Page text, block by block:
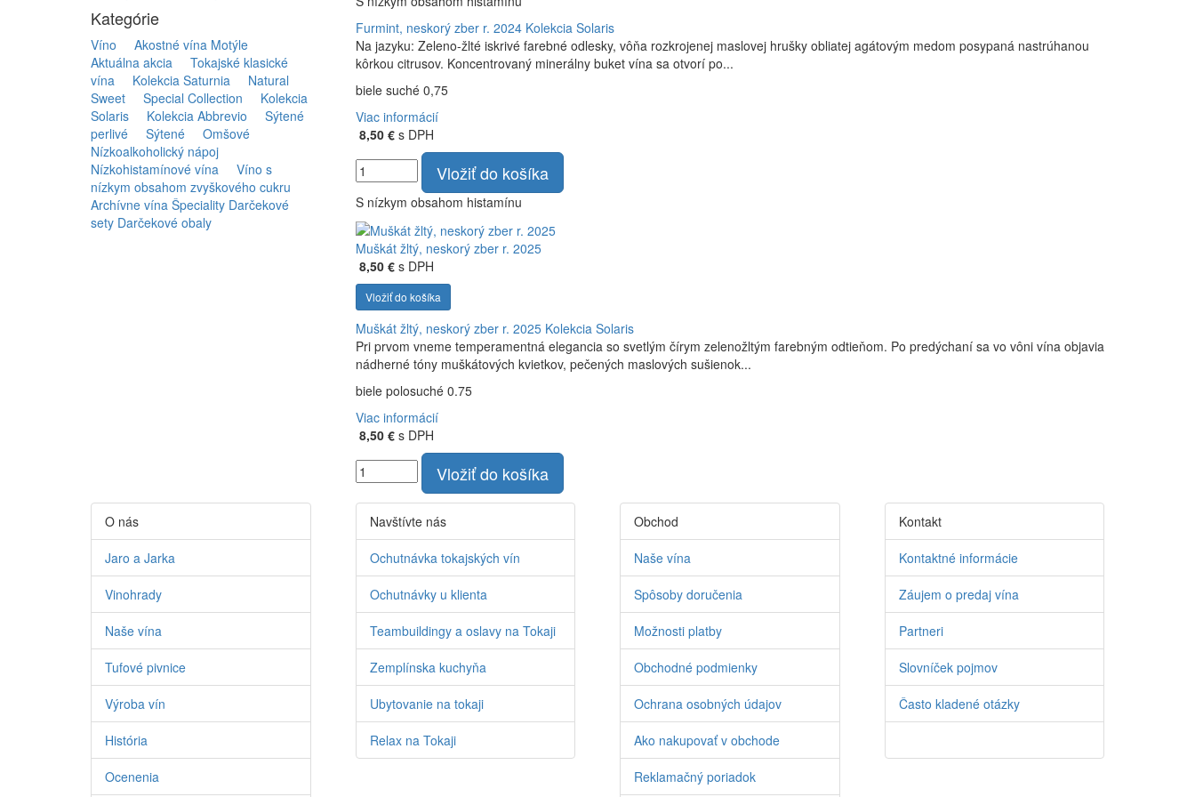
Kategórie
Víno
Akostné vína Motýle
Aktuálna akcia
Tokajské klasické
vína
Kolekcia Saturnia
Natural
Sweet
Special Collection
Kolekcia
Solaris
Kolekcia Abbrevio
Sýtené
perlivé
Sýtené
Omšové
Nízkoalkoholický nápoj
Nízkohistamínové vína
Víno s
nízkym obsahom zvyškového cukru
Archívne vína Špeciality Darčekové
sety Darčekové obaly
Furmint, neskorý zber r. 2024 Kolekcia Solaris
Na jazyku: Zeleno-žlté iskrivé farebné odlesky, vôňa rozkrojenej maslovej hrušky obliatej agátovým medom posypaná nastrúhanou
kôrkou citrusov. Koncentrovaný minerálny buket vína sa otvorí po...
biele suché 0,75
Viac informácií
8,50 €s DPH
Vložiť do košíka
S nízkym obsahom histamínu
Muškát žltý, neskorý zber r. 2025
8,50 €s DPH
Vložiť do košíka
Muškát žltý, neskorý zber r. 2025 Kolekcia Solaris
Pri prvom vneme temperamentná elegancia so svetlým čírym zelenožltým farebným odtieňom. Po predýchaní sa vo vôni vína objavia
nádherné tóny muškátových kvietkov, pečených maslových sušienok...
biele polosuché 0.75
Viac informácií
8,50 €s DPH
Vložiť do košíka
O nás
Jaro a Jarka
Vinohrady
Naše vína
Tufové pivnice
Výroba vín
História
Ocenenia
Navštívte nás
Ochutnávka tokajských vín
Ochutnávky u klienta
Teambuildingy a oslavy na Tokaji
Zemplínska kuchyňa
Ubytovanie na tokaji
Relax na Tokaji
Obchod
Naše vína
Spôsoby doručenia
Možnosti platby
Obchodné podmienky
Ochrana osobných údajov
Ako nakupovať v obchode
Reklamačný poriadok
Kontakt
Kontaktné informácie
Záujem o predaj vína
Partneri
Slovníček pojmov
Často kladené otázky